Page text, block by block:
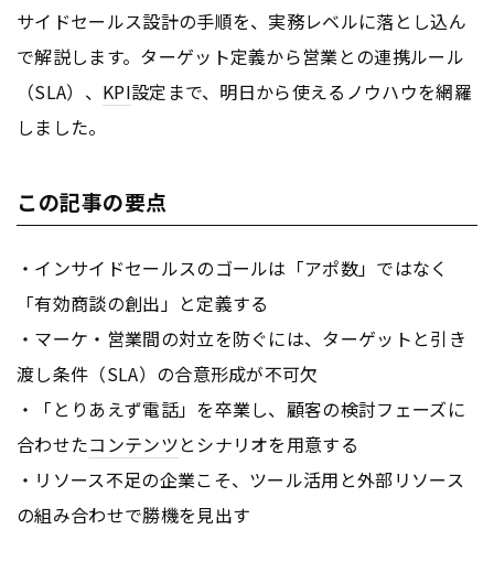
サイドセールス設計の手順を、実務レベルに落とし込ん
で解説します。ターゲット定義から営業との連携ルール
（SLA）、 KPI設定まで、明日から使えるノウハウを網羅
しました。
この記事の要点
・インサイドセールスのゴールは「アポ数」ではなく
「有効商談の創出」と定義する
・マーケ・営業間の対立を防ぐには、ターゲットと引き
渡し条件（SLA）の合意形成が不可欠
・「とりあえず電話」を卒業し、顧客の検討フェーズに
合わせたコンテンツとシナリオを用意する
・リソース不足の企業こそ、ツール活用と外部リソース
の組み合わせで勝機を見出す